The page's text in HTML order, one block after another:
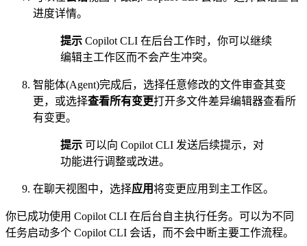
进度详情。
提示 Copilot CLI 在后台工作时，你可以继续
编辑主工作区而不会产生冲突。
智能体(Agent)完成后，选择任意修改的文件审查其变
更，或选择查看所有变更打开多文件差异编辑器查看所
有变更。
提示 可以向 Copilot CLI 发送后续提示，对
功能进行调整或改进。
在聊天视图中，选择应用将变更应用到主工作区。
你已成功使用 Copilot CLI 在后台自主执行任务。可以为不同
任务启动多个 Copilot CLI 会话，而不会中断主要工作流程。